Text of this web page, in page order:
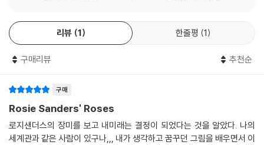
리뷰 1 한줄평 1
구매리뷰 추천순
구매
Rosie Sanders' Roses
로지샌더스의 장미를 보고 내미래는 결정이 되었다는 것을 알았다. 나의
세계관과 같은 사람이 있구나,,, 내가 생각하고 꿈꾸던 그림을 배우면서 이